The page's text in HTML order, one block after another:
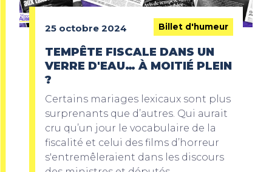
25 octobre 2024 Billet d'humeur
TEMPÊTE FISCALE DANS UN
VERRE D'EAU… À MOITIÉ PLEIN
?
Certains mariages lexicaux sont plus
surprenants que d’autres. Qui aurait
cru qu’un jour le vocabulaire de la
fiscalité et celui des films d’horreur
s'entremêleraient dans les discours